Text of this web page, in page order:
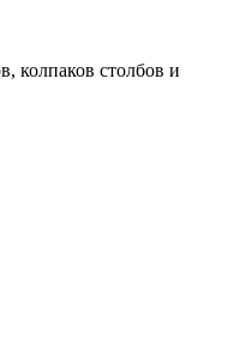
колпаков столбов и